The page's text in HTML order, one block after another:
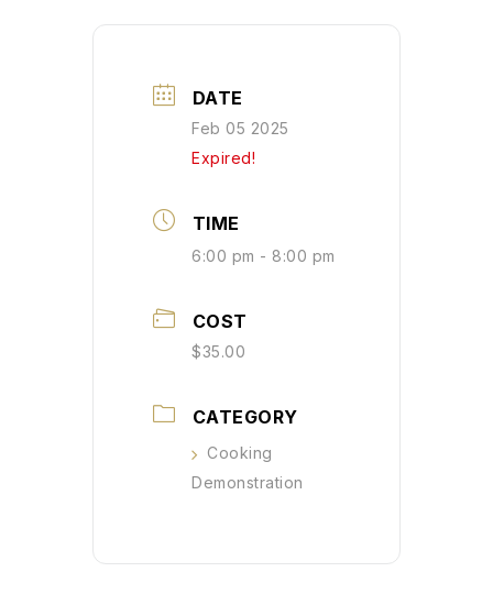
DATE
Feb 05 2025
Expired!
TIME
6:00 pm - 8:00 pm
COST
$35.00
CATEGORY
Cooking
Demonstration